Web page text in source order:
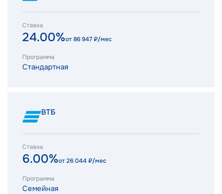
Ставка
24.00%от86 947₽/мес
Программа
Стандартная
ВТБ
Ставка
6.00%от26 044₽/мес
Программа
Семейная